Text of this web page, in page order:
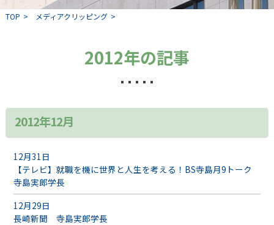
TOP メディアクリッピング
2012年の記事
2012年12月
12月31日
【テレビ】就職を機に世界と人生を考える！BS寺島月9トーク
寺島実郎学長
12月29日
長崎新聞 寺島実郎学長